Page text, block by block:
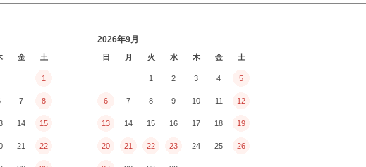
金 土
1
7 8
14 15
21 22
2026年9月
日 月 火 水 木 金 土
1 2 3 4 5
6 7 8 9 10 11 12
13 14 15 16 17 18 19
20 21 22 23 24 25 26